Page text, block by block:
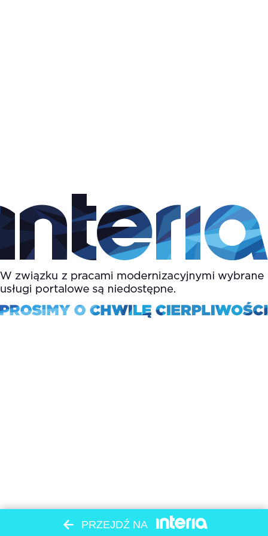
PRZEJDŹ NA